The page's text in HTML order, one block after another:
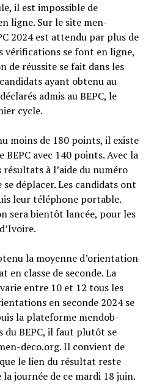
il est impossible de
ligne. Sur le site men-
2024 est attendu par plus de
vérifications se font en ligne,
de réussite se fait dans les
ayant obtenu au
admis au BEPC, le
cycle.
moins de 180 points, il existe
avec 140 points. Avec la
à l’aide du numéro
déplacer. Les candidats ont
leur téléphone portable.
sera bientôt lancée, pour les
la moyenne d’orientation
en classe de seconde. La
entre 10 et 12 tous les
en seconde 2024 se
la plateforme mendob-
du BEPC, il faut plutôt se
deco.org. Il convient de
le lien du résultat reste
journée de ce mardi 18 juin.